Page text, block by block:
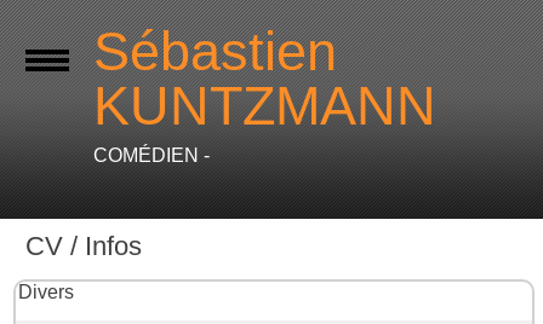
Sébastien
KUNTZMANN
COMÉDIEN -
CV / Infos
Divers